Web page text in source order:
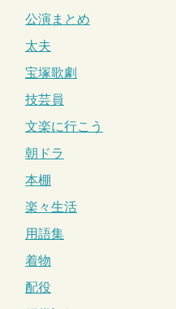
公演まとめ
太夫
宝塚歌劇
技芸員
文楽に行こう
朝ドラ
本棚
楽々生活
用語集
着物
配役